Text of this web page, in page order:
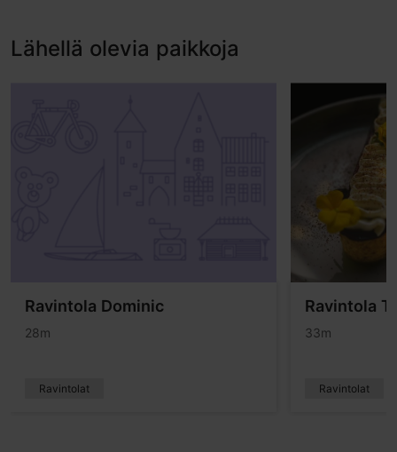
Lähellä olevia paikkoja
Ravintola Dominic
28m
Ravintolat
Ravintola
33m
Ravintolat